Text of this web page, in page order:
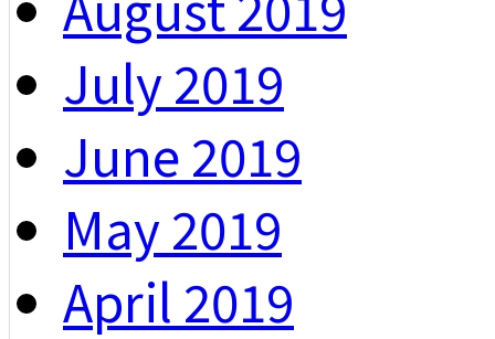
July 2019
June 2019
May 2019
April 2019